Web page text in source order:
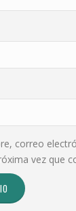
correo
vez que